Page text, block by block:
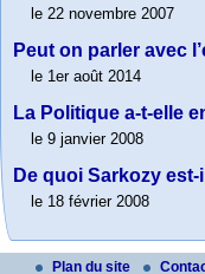
le 22 novembre 2007
Peut on parler avec
le 1er août 2014
La Politique a-t-elle
le 9 janvier 2008
De quoi Sarkozy est-
le 18 février 2008
Plan du site